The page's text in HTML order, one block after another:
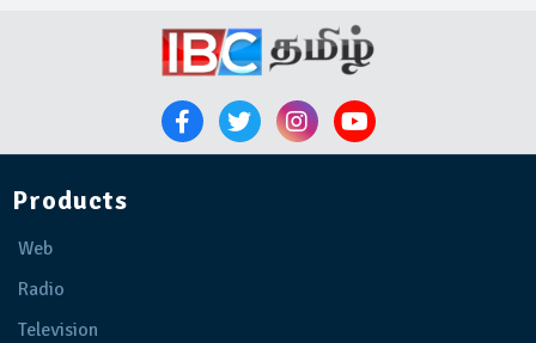
Products
Web
Radio
Television